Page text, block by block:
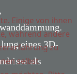
eines 3D-
als
Einige von ihnen
während andere
zu
selbst